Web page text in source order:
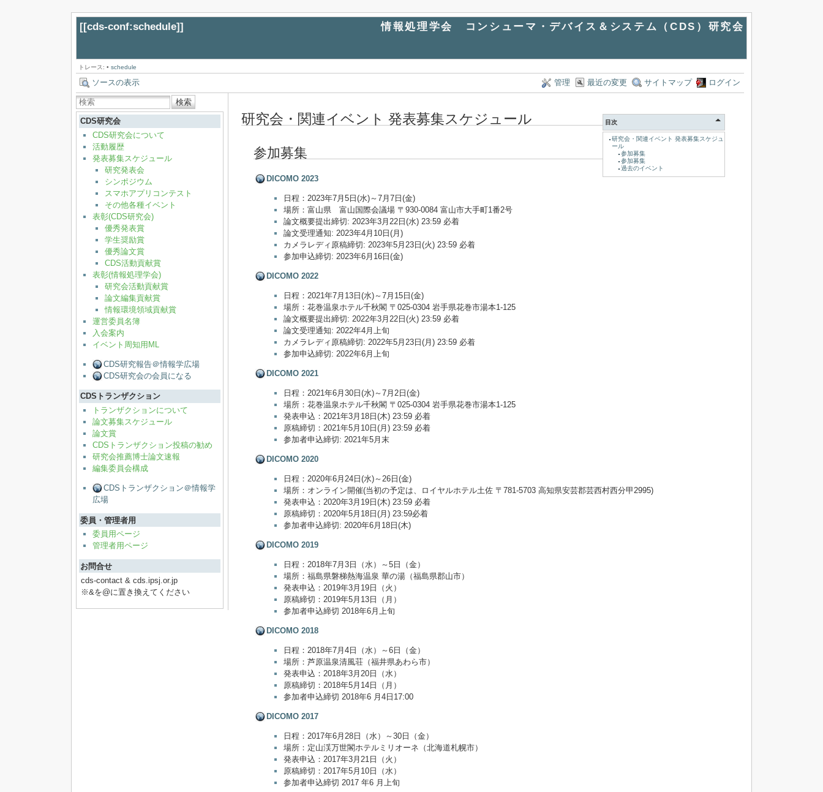
[[cds-conf:schedule]] 情報処理学会 コンシューマ・デバイス＆システム（CDS）研究会
トレース: • schedule
ソースの表示 管理 最近の変更 サイトマップ ログイン
検索
CDS研究会
CDS研究会について
活動履歴
発表募集スケジュール
研究発表会
シンポジウム
スマホアプリコンテスト
その他各種イベント
表彰(CDS研究会)
優秀発表賞
学生奨励賞
優秀論文賞
CDS活動貢献賞
表彰(情報処理学会)
研究会活動貢献賞
論文編集貢献賞
情報環境領域貢献賞
運営委員名簿
入会案内
イベント周知用ML
CDS研究報告＠情報学広場
CDS研究会の会員になる
CDSトランザクション
トランザクションについて
論文募集スケジュール
論文賞
CDSトランザクション投稿の勧め
研究会推薦博士論文速報
編集委員会構成
CDSトランザクション＠情報学
広場
委員・管理者用
委員用ページ
管理者用ページ
お問合せ
cds-contact & cds.ipsj.or.jp
※&を@に置き換えてください
目次
研究会・関連イベント 発表募集スケジュ
ール
参加募集
参加募集
過去のイベント
研究会・関連イベント 発表募集スケジュール
参加募集
DICOMO 2023
日程：2023年7月5日(水)～7月7日(金)
場所：富山県 富山国際会議場 〒930-0084 富山市大手町1番2号
論文概要提出締切: 2023年3月22日(水) 23:59 必着
論文受理通知: 2023年4月10日(月)
カメラレディ原稿締切: 2023年5月23日(火) 23:59 必着
参加申込締切: 2023年6月16日(金)
DICOMO 2022
日程：2021年7月13日(水)～7月15日(金)
場所：花巻温泉ホテル千秋閣 〒025-0304 岩手県花巻市湯本1-125
論文概要提出締切: 2022年3月22日(火) 23:59 必着
論文受理通知: 2022年4月上旬
カメラレディ原稿締切: 2022年5月23日(月) 23:59 必着
参加申込締切: 2022年6月上旬
DICOMO 2021
日程：2021年6月30日(水)～7月2日(金)
場所：花巻温泉ホテル千秋閣 〒025-0304 岩手県花巻市湯本1-125
発表申込：2021年3月18日(木) 23:59 必着
原稿締切：2021年5月10日(月) 23:59 必着
参加者申込締切: 2021年5月末
DICOMO 2020
日程：2020年6月24日(水)～26日(金)
場所：オンライン開催(当初の予定は、ロイヤルホテル土佐 〒781-5703 高知県安芸郡芸西村西分甲2995)
発表申込：2020年3月19日(木) 23:59 必着
原稿締切：2020年5月18日(月) 23:59必着
参加者申込締切: 2020年6月18日(木)
DICOMO 2019
日程：2018年7月3日（水）～5日（金）
場所：福島県磐梯熱海温泉 華の湯（福島県郡山市）
発表申込：2019年3月19日（火）
原稿締切：2019年5月13日（月）
参加者申込締切 2018年6月上旬
DICOMO 2018
日程：2018年7月4日（水）～6日（金）
場所：芦原温泉清風荘（福井県あわら市）
発表申込：2018年3月20日（水）
原稿締切：2018年5月14日（月）
参加者申込締切 2018年6 月4日17:00
DICOMO 2017
日程：2017年6月28日（水）～30日（金）
場所：定山渓万世閣ホテルミリオーネ（北海道札幌市）
発表申込：2017年3月21日（火）
原稿締切：2017年5月10日（水）
参加者申込締切 2017 年6 月上旬